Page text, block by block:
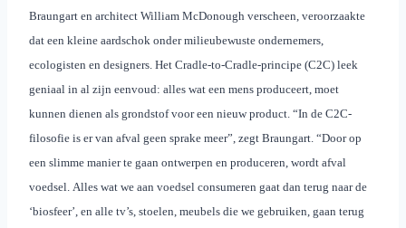
Braungart en architect William McDonough verscheen, veroorzaakte
dat een kleine aardschok onder milieubewuste ondernemers,
ecologisten en designers. Het Cradle-to-Cradle-principe (C2C) leek
geniaal in al zijn eenvoud: alles wat een mens produceert, moet
kunnen dienen als grondstof voor een nieuw product. “In de C2C-
filosofie is er van afval geen sprake meer”, zegt Braungart. “Door op
een slimme manier te gaan ontwerpen en produceren, wordt afval
voedsel. Alles wat we aan voedsel consumeren gaat dan terug naar de
‘biosfeer’, en alle tv’s, stoelen, meubels die we gebruiken, gaan terug